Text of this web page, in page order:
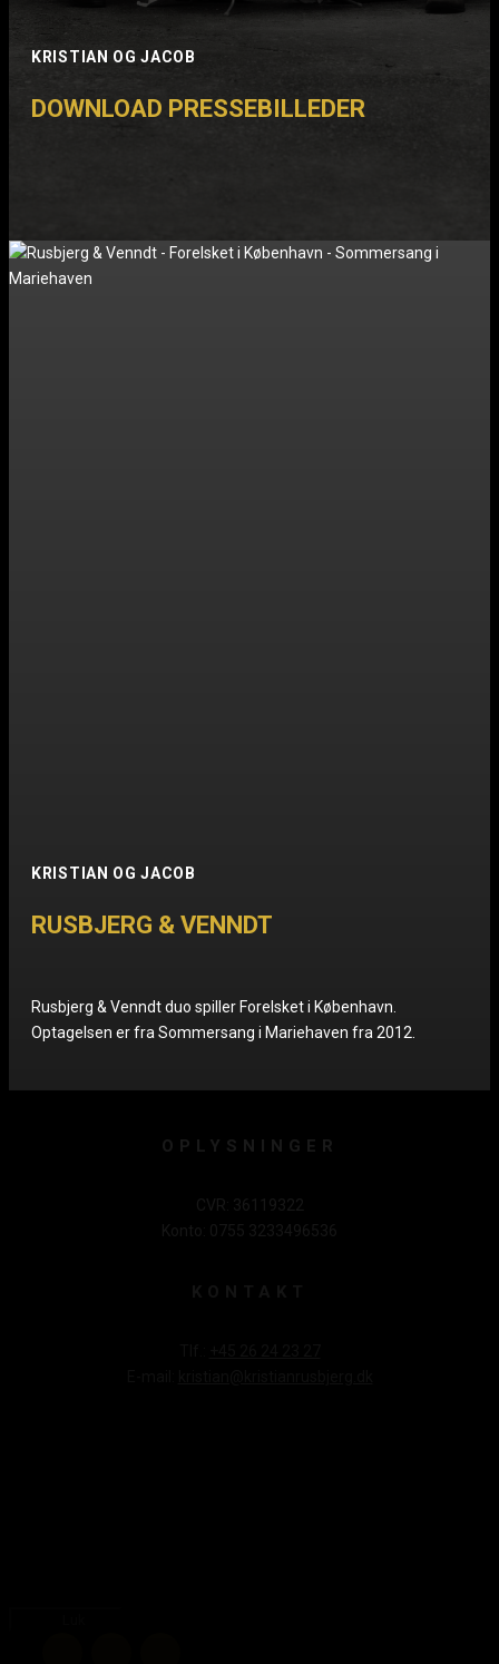
KRISTIAN OG JACOB
DOWNLOAD PRESSEBILLEDER
KRISTIAN OG JACOB
RUSBJERG & VENNDT
Rusbjerg & Venndt duo spiller Forelsket i København.
Optagelsen er fra Sommersang i Mariehaven fra 2012.
OPLYSNINGER